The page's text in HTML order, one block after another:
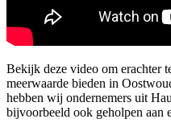
Bekijk deze video om erachter
meerwaarde bieden in
hebben wij ondernemers uit
bijvoorbeeld ook geholpen aan